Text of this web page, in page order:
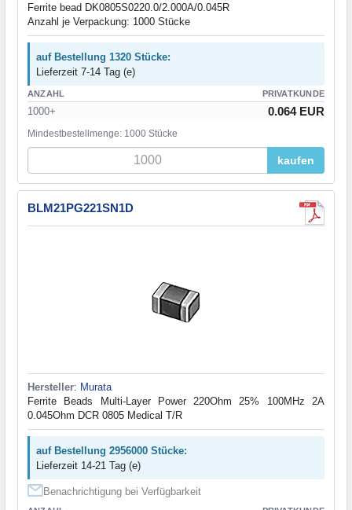
Ferrite bead DK0805S0220.0/2.000A/0.045R
Anzahl je Verpackung: 1000 Stücke
auf Bestellung 1320 Stücke:
Lieferzeit 7-14 Tag (e)
ANZAHL PRIVATKUNDE
1000+ 0.064 EUR
Mindestbestellmenge: 1000 Stücke
kaufen
BLM21PG221SN1D
Hersteller: Murata
Ferrite Beads Multi-Layer Power 220Ohm 25% 100MHz 2A
0.045Ohm DCR 0805 Medical T/R
auf Bestellung 2956000 Stücke:
Lieferzeit 14-21 Tag (e)
Benachrichtigung bei Verfügbarkeit